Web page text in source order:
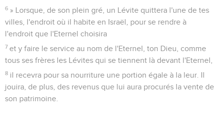
6 » Lorsque, de son plein gré, un Lévite quittera l'une de tes
villes, l'endroit où il habite en Israël, pour se rendre à
l'endroit que l'Eternel choisira
7 et y faire le service au nom de l'Eternel, ton Dieu, comme
tous ses frères les Lévites qui se tiennent là devant l'Eternel,
8 il recevra pour sa nourriture une portion égale à la leur. Il
jouira, de plus, des revenus que lui aura procurés la vente de
son patrimoine.